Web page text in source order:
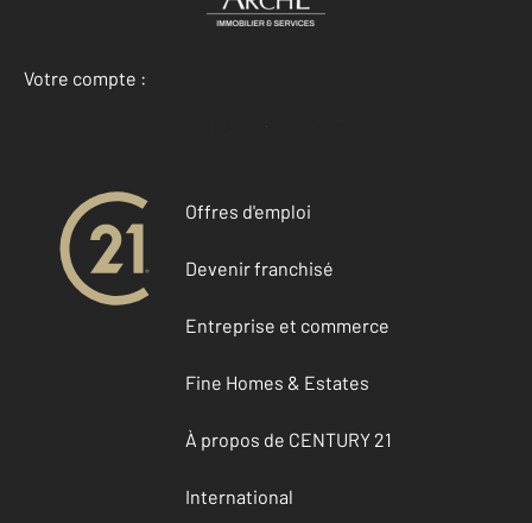
Votre compte :
Accéder à mon compte
Offres d'emploi
Devenir franchisé
Entreprise et commerce
Fine Homes & Estates
À propos de CENTURY 21
International